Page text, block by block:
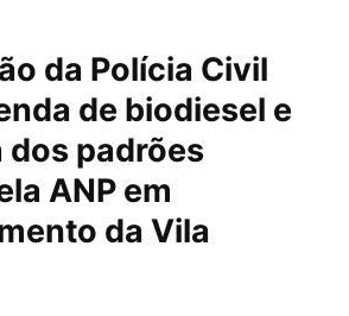
da Polícia Civil
de biodiesel e
dos padrões
ANP em
da Vila